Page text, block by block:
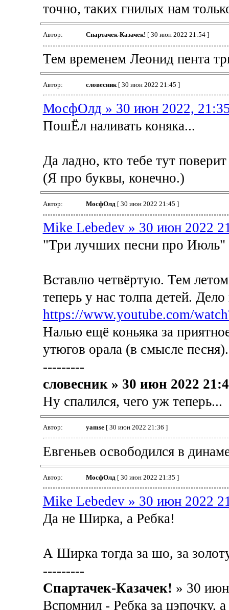
точно, таких гнилых нам
Автор: Спартачек-Казачек! [ 30 июн 2022 21:54 ]
Тем временем Леонид пента
Автор: словесник[ 30 июн 2022 21:45 ]
МосфОлд » 30 июн 2022,
ПошЁл наливать коняка...
Да ладно, кто тебе тут
(Я про буквы, конечно.)
Автор: МосфОлд[ 30 июн 2022 21:45 ]
Mike Lebedev » 30 июн 2022
"Три лучших песни про Июль"
Вставлю четвёртую. Тем
теперь у нас толпа детей.
https://www.youtube.com/
Налью ещё коньяка за
утюгов орала (в смысле
---------
словесник » 30 июн 2022
Ну спалился, чего уж теперь...
Автор: yamse[ 30 июн 2022 21:36 ]
Евгеньев освободился в
Автор: МосфОлд[ 30 июн 2022 21:35 ]
Mike Lebedev » 30 июн 2022
Да не Ширка, а Ребка!
А Ширка тогда за шо, за
---------
Спартачек-Казачек! » 30
Вспомнил - Ребка за цэпочку,